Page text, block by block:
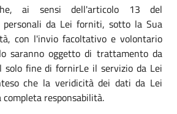
ai sensi dell'articolo 13 del
personali da Lei forniti, sotto la Sua
con l'invio facoltativo e volontario
saranno oggetto di trattamento da
solo fine di fornirLe il servizio da Lei
che la veridicità dei dati da Lei
responsabilità.